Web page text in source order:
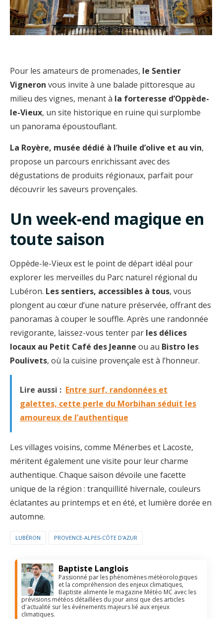
Pour les amateurs de promenades, le Sentier
Vigneron vous invite à une balade pittoresque au
milieu des vignes, menant à la forteresse d’Oppède-
le-Vieux, un site historique en ruine qui surplombe
un panorama époustouflant.
La Royère, musée dédié à l’huile d’olive et au vin,
propose un parcours enrichissant avec des
dégustations de produits régionaux, parfait pour
découvrir les saveurs provençales.
Un week-end magique en
toute saison
Oppède-le-Vieux est le point de départ idéal pour
explorer les merveilles du Parc naturel régional du
Lubéron. Les sentiers, accessibles à tous, vous
plongent au cœur d’une nature préservée, offrant des
panoramas à couper le souffle. Après une randonnée
revigorante, laissez-vous tenter par les délices
locaux au Petit Café des Jeanne ou au Bistro les
Poulivets, où la cuisine provençale est à l’honneur.
Lire aussi : Entre surf, randonnées et
galettes, cette perle du Morbihan séduit les
amoureux de l’authentique
Les villages voisins, comme Ménerbes et Lacoste,
méritent également une visite pour leur charme
authentique. Chaque saison dévoile une facette
unique de la région : tranquillité hivernale, couleurs
éclatantes au printemps et en été, et lumière dorée en
automne.
LUBÉRON PROVENCE-ALPES-CÔTE D'AZUR
Baptiste Langlois
Passionné par les phénomènes météorologiques
et la compréhension des enjeux climatiques,
Baptiste alimente le magazine Météo MC avec les
prévisions météos détaillées du jour ainsi que des articles
d'actualité sur les événements majeurs lié aux enjeux
climatiques.